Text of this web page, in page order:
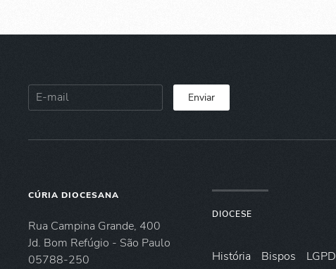
Enviar
CÚRIA DIOCESANA
Rua Campina Grande, 400
Jd. Bom Refúgio - São Paulo
05788-250
DIOCESE
História Bispos LGPD